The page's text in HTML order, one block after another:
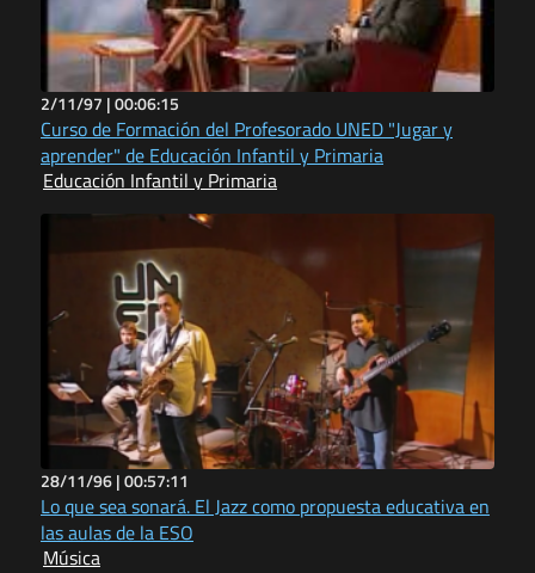
2/11/97 |00:06:15
Curso de Formación del Profesorado UNED "Jugar y
aprender" de Educación Infantil y Primaria
Educación Infantil y Primaria
28/11/96 |00:57:11
Lo que sea sonará. El Jazz como propuesta educativa en
las aulas de la ESO
Música